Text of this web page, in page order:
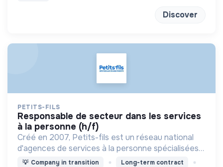
Discover
PETITS-FILS
responsable de secteur dans les services
à la personne (h/f)
Créé en 2007, Petits-fils est un réseau national
d'agences de services à la personne spécialisées
dans l'aide à domicile pour les personnes âgées.
💡 Company in transition Long-term contract